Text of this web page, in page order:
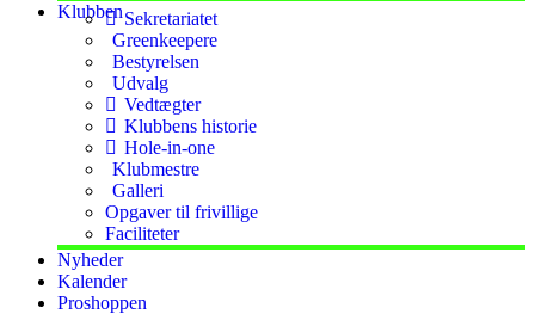
KlubbenSekretariatet
Greenkeepere
Bestyrelsen
Udvalg
Vedtægter
Klubbens historie
Hole-in-one
Klubmestre
Galleri
Opgaver til frivillige
Faciliteter
Nyheder
Kalender
Proshoppen